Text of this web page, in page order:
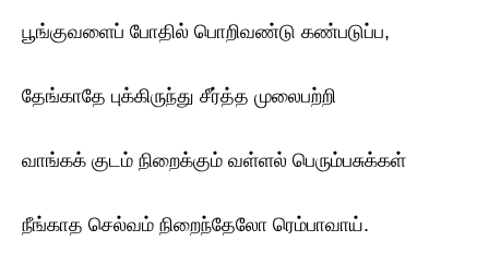
பூங்குவளைப் போதில் பொறிவண்டு கண்படுப்ப,
தேங்காதே புக்கிருந்து சீர்த்த முலைபற்றி
வாங்கக் குடம் நிறைக்கும் வள்ளல் பெரும்பசுக்கள்
நீங்காத செல்வம் நிறைந்தேலோ ரெம்பாவாய்.